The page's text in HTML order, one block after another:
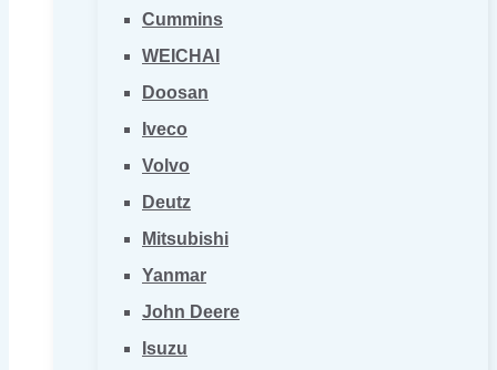
Cummins
WEICHAI
Doosan
Iveco
Volvo
Deutz
Mitsubishi
Yanmar
John Deere
Isuzu